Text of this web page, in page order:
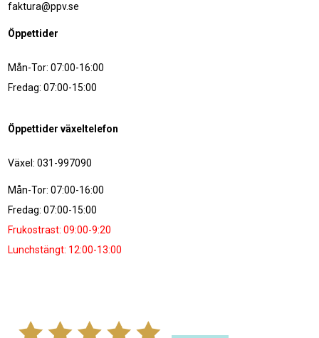
faktura@ppv.se
Öppettider
Mån-Tor: 07:00-16:00
Fredag: 07:00-15:00
Öppettider växeltelefon
Växel: 031-997090
Mån-Tor: 07:00-16:00
Fredag: 07:00-15:00
Frukostrast: 09:00-9:20
Lunchstängt: 12:00-13:00